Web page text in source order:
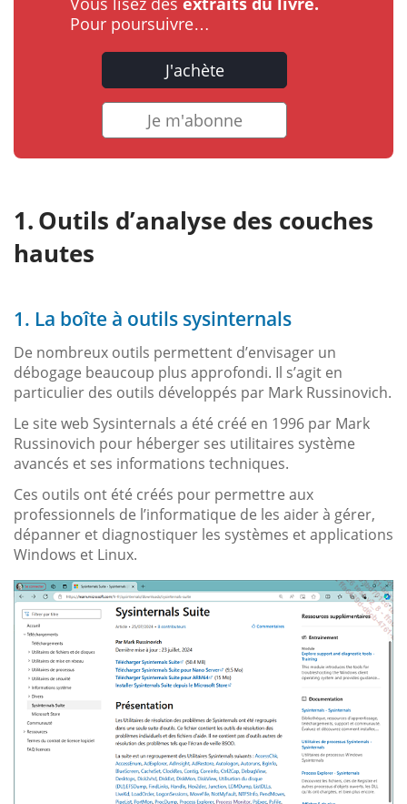
Pour poursuivre…
J'achète
Je m'abonne
Outils d’analyse des couches
hautes
1. La boîte à outils sysinternals
De nombreux outils permettent d’envisager un
débogage beaucoup plus approfondi. Il s’agit en
particulier des outils développés par Mark Russinovich.
Le site web Sysinternals a été créé en 1996 par Mark
Russinovich pour héberger ses utilitaires système
avancés et ses informations techniques.
Ces outils ont été créés pour permettre aux
professionnels de l’informatique de les aider à gérer,
dépanner et diagnostiquer les systèmes et applications
Windows et Linux.